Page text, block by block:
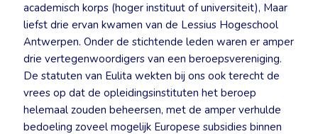
academisch korps (hoger instituut of universiteit), Maar
liefst drie ervan kwamen van de Lessius Hogeschool
Antwerpen. Onder de stichtende leden waren er amper
drie vertegenwoordigers van een beroepsvereniging.
De statuten van Eulita wekten bij ons ook terecht de
vrees op dat de opleidingsinstituten het beroep
helemaal zouden beheersen, met de amper verhulde
bedoeling zoveel mogelijk Europese subsidies binnen